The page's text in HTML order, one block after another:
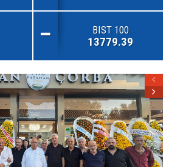
BIST 100
13779.39